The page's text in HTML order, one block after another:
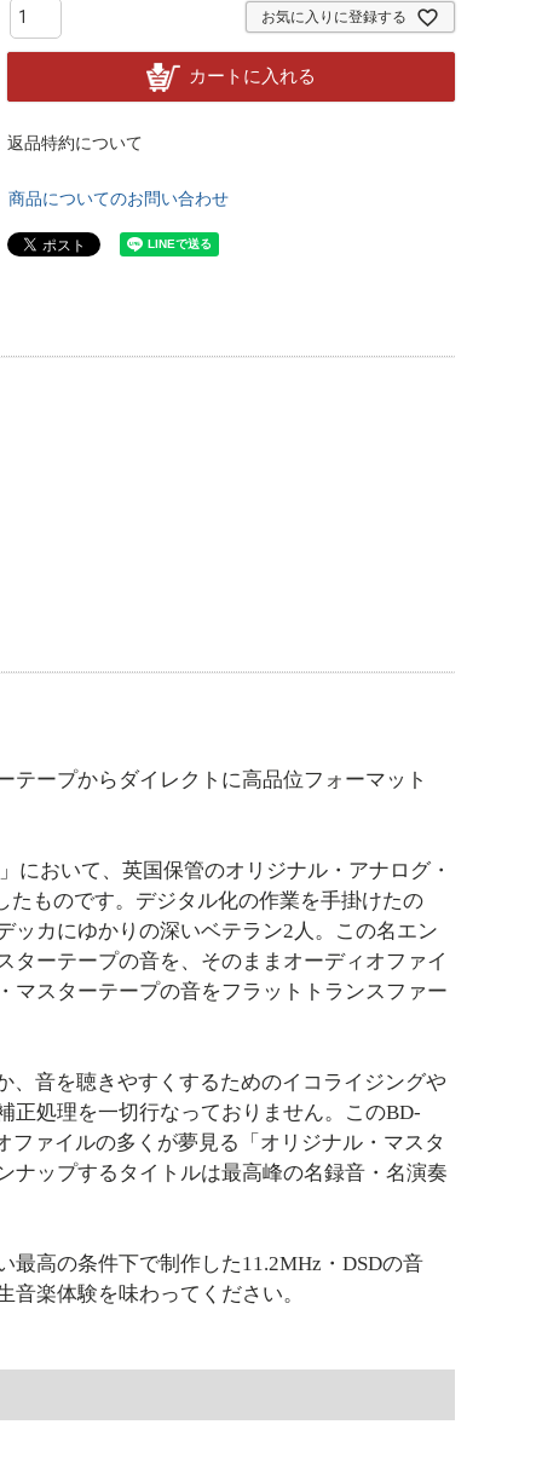
お気に入りに登録する
カートに入れる
返品特約について
商品についてのお問い合わせ
ープからダイレクトに高品位フォーマット
おいて、英国保管のオリジナル・アナログ・
たものです。デジタル化の作業を手掛けたの
ッカにゆかりの深いベテラン2人。この名エン
ーテープの音を、そのままオーディオファイ
マスターテープの音をフラットトランスファー
音を聴きやすくするためのイコライジングや
正処理を一切行なっておりません。このBD-
ファイルの多くが夢見る「オリジナル・マスタ
ナップするタイトルは最高峰の名録音・名演奏
高の条件下で制作した11.2MHz・DSDの音
楽体験を味わってください。